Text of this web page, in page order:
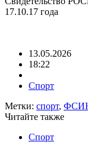
17.10.17 года
13.05.2026
18:22
Спорт
Метки: спорт,
Читайте также
Спорт